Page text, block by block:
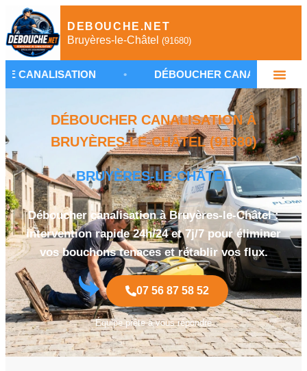
DEBOUCHE.NET
Bruyères-le-Châtel (91680)
• DÉBOUCHER CANALISATION À
DÉBOUCHER CANALISATION À
BRUYÈRES-LE-CHÂTEL (91680)
BRUYÈRES-LE-CHÂTEL
Déboucher canalisation à Bruyères-le-Châtel :
intervention rapide 24h/24 et 7j/7 pour éliminer
vos bouchons tenaces et rétablir vos flux.
07 56 87 58 52
Équipe prête à vous répondre